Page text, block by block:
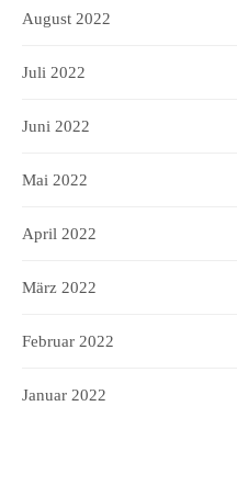
August 2022
Juli 2022
Juni 2022
Mai 2022
April 2022
März 2022
Februar 2022
Januar 2022